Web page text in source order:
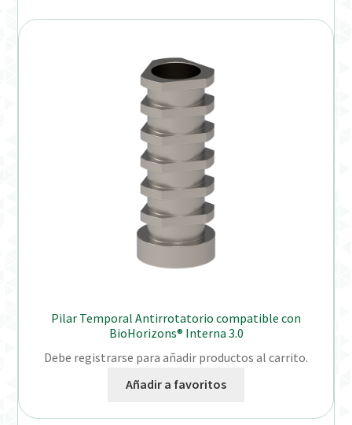
Pilar Temporal Antirrotatorio compatible con
BioHorizons® Interna 3.0
Debe registrarse para añadir productos al carrito.
Añadir a favoritos